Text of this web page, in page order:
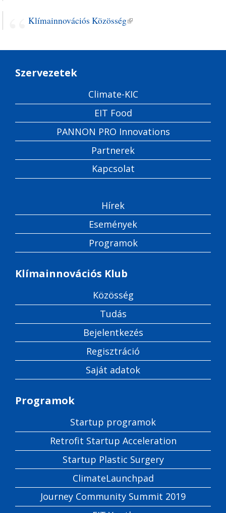
Klímainnovációs Közösség(külső hivatkozás)
Szervezetek
Climate-KIC
EIT Food
PANNON PRO Innovations
Partnerek
Kapcsolat
Hírek
Események
Programok
Klímainnovációs Klub
Közösség
Tudás
Bejelentkezés
Regisztráció
Saját adatok
Programok
Startup programok
Retrofit Startup Acceleration
Startup Plastic Surgery
ClimateLaunchpad
Journey Community Summit 2019